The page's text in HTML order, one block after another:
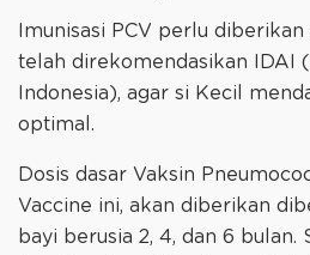
Imunisasi PCV perlu diberikan
telah direkomendasikan IDAI
Indonesia), agar si Kecil
optimal.
Dosis dasar Vaksin
Vaccine ini, akan diberikan
bayi berusia 2, 4, dan 6 bulan.